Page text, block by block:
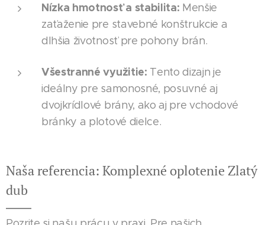
Nízka hmotnosť a stabilita: Menšie
zaťaženie pre stavebné konštrukcie a
dlhšia životnosť pre pohony brán.
Všestranné využitie: Tento dizajn je
ideálny pre samonosné, posuvné aj
dvojkrídlové brány, ako aj pre vchodové
bránky a plotové dielce.
Naša referencia: Komplexné oplotenie Zlatý
dub